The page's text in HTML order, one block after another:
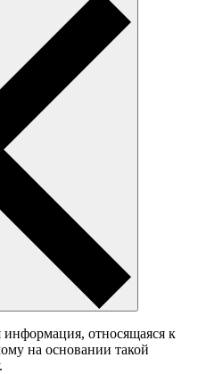
информация, относящаяся к
на основании такой